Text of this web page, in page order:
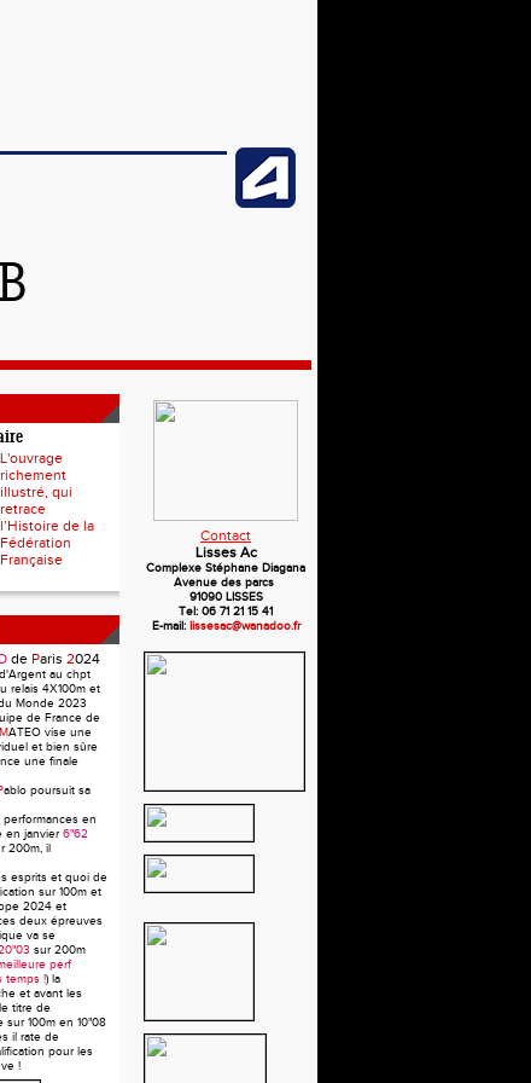
L'ouvrage
richement
illustré, qui
retrace
l’Histoire de la
Fédération
Française
de Paris 2024
au chpt
relais 4X100m et
Monde 2023
de France de
MATEO vise une
et bien sûre
une finale
ablo poursuit sa
en
en janvier6"62
200m, il
esprits et quoi de
sur 100m et
2024 et
deux épreuves
va se
sur 200m
perf
temps !) la
et avant les
titre de
sur 100m en 10"08
il rate de
pour les
!
Contact
Lisses Ac
Complexe Stéphane Diagana
Avenue des parcs
91090 LISSES
Tel: 06 71 21 15 41
E-mail: lissesac@wanadoo.fr